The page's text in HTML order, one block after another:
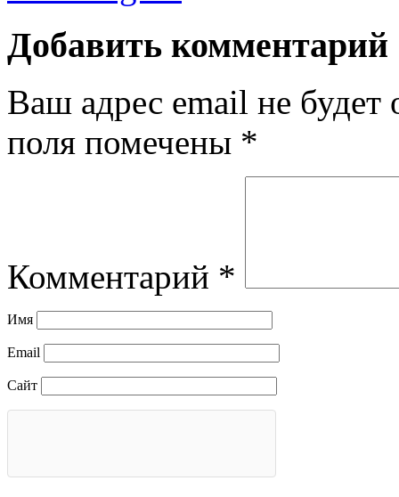
Добавить комментарий
Ваш адрес email не будет
поля помечены *
Комментарий *
Имя
Email
Сайт